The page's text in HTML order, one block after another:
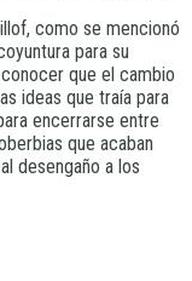
como se mencionó
para su
que el cambio
ideas que traía para
encerrarse entre
que acaban
desengaño a los